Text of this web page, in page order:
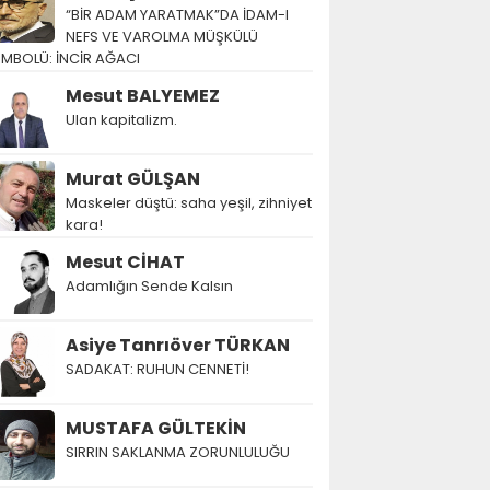
“BİR ADAM YARATMAK”DA İDAM-I
NEFS VE VAROLMA MÜŞKÜLÜ
İNCİR AĞACI
Mesut BALYEMEZ
Ulan kapitalizm.
Murat GÜLŞAN
Maskeler düştü: saha yeşil, zihniyet
kara!
Mesut CİHAT
Adamlığın Sende Kalsın
Asiye Tanrıöver TÜRKAN
SADAKAT: RUHUN CENNETİ!
MUSTAFA GÜLTEKİN
SIRRIN SAKLANMA ZORUNLULUĞU